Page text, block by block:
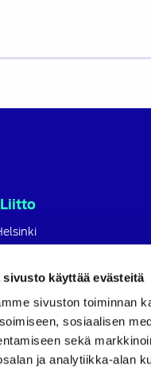
sivusto käyttää evästeitä
sivuston toiminnan
sosiaalisen
sekä
ja analytiikka-alan